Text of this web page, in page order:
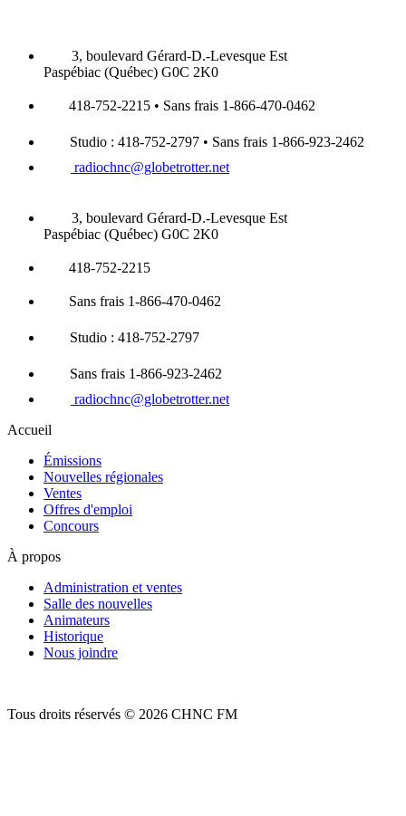
3, boulevard Gérard-D.-Levesque Est
Paspébiac (Québec) G0C 2K0
418-752-2215 • Sans frais 1-866-470-0462
Studio : 418-752-2797 • Sans frais 1-866-923-2462
radiochnc@globetrotter.net
3, boulevard Gérard-D.-Levesque Est
Paspébiac (Québec) G0C 2K0
418-752-2215
Sans frais 1-866-470-0462
Studio : 418-752-2797
Sans frais 1-866-923-2462
radiochnc@globetrotter.net
Accueil
Émissions
Nouvelles régionales
Ventes
Offres d'emploi
Concours
À propos
Administration et ventes
Salle des nouvelles
Animateurs
Historique
Nous joindre
Tous droits réservés © 2026 CHNC FM